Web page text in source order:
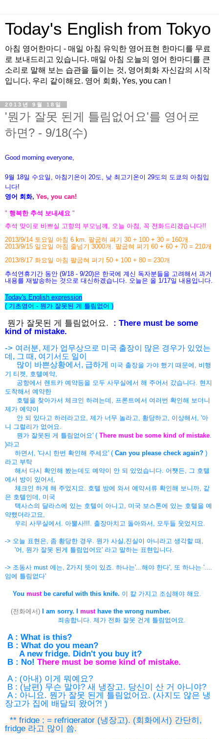
Today's English from Tokyo
아침 영어한마디 - 매일 아침 유익한 영어표현 한마디를 무료
로 보내드리고 있습니다. 매일 아침 오늘의 영어 한마디를 큰
소리로 말해 보는 습관을 들이는 것, 영어회화 자신감의 시작
입니다. 우리 같이해요. 영어 회화, Yes, you can !
2013년 9월 18일
'뭔가 잘못 된게 틀림없어요'를 영어로
하면? - 9/18(수)
Good morning everyone,
9월 18일 수 요 일, 아침기온이 20도 , 낮 최고기온이 29도의 도쿄의 아침입
니다!
영어 회화, Yes, you can!
" 행복한 추석 보내세요 "
추석 맞이로 바쁘실 고향의 부모님께, 오늘 아침, 꼭 전화드리겠습니다!!
2013/9/14 토요일 아침 6 km. 팔굽혀 펴기 30 + 100 + 30 = 160개.
2013/9/15 일요일 아침 줄넘기 3000개. 팔굽혀 펴기 60 + 60 + 70 = 210개
2013/8/17 화요일 아침 팔굽혀 펴기 50 + 100 + 80 = 230개
추석연휴기간 동안 (9/18 - 9/20)은 한국에 계신 독자분들을 고려해서 과거
내용를 재발송하는 것으로 대신하겠습니다. 오늘은 올 1/17일 내용입니다.
Today's English expression
( 기초영어 - 뭔가 잘못된 게 틀림없어 )
뭔가 잘못된 게 틀림없어요. : There must be some
kind of mistake.
-> 여러분, 제가 업무상으로 미국 출장이 많은 경우가 있었는
데, 그 때, 여기서도 일이
많이 바쁜상황에서, 급하게
미국 출장을 가야 했기 때문에, 비행
기 티켓, 호텔예약,
공항에서 렌트카 예약등을 모두 사무실에서 해 주어서 갔습니다. 현지
도착해서 예약한
호텔을 찾아가서 체크인 하려는데, 프론트에서 여러번 확인해 보더니
제가 예약이
안 되 있다고 하러라고요, 제가 너무 놀라고, 황당하고, 이상해서, '아
니 그럴리가 없어요.
뭔가 잘못된 게 틀림없어요' ( There must be some kind of mistake
)라고
하면서, '다시 한번 확인해 주세요' ( Can you please check again? )
라고 부탁
해서 다시 확인해 봤는데도 예약이 안 되 있었습니다. 어쨋든, 그 호텔
에서 방이 있어서,
체크인 하게 해 주었지요. 호텔 방에 와서 예약서류 확인해 보니까, 같
은 호텔인데, 미국
텍사스의 달라스에 있는 호텔이 아니고, 미국 보스톤에 있는 호텔을 예
약했더라고요,
우리 사무실에서. 아뿔사!!!. 출장마치고 돌아와서, 모두들 웃었지요.
-> 오늘 표현은, 좀 황당한 경우. 뭔가 사실,진실이 아니라고 생각할 때,
'어, 뭔가 잘못 된게 틀림업어요' 라고 말하는 표현입니다.
-> 조동사 must 에는, 2가지 뜻이 있죠. 하나는'...해야 한다', 또 하나는 '....
임에 틀림없다'
You must be careful with this knife. 이 칼 가지고 조심해야 해요.
(전화에서) I am sorry. I must have the wrong number.
죄송합니다. 제가 전화 잘못 건게 틀림없어요.
A : What is this?
B : What do you mean?
A new fridge. Didn't you buy it?
B : No! There must be some kind of mistake.
A : (아내) 이게 뭐예요?
B : (남편) 무슨 말야? 새 냉장고. 당신이 산 거 아니야?
A : 아니요. 뭔가 잘못 된게 틀림없어요. (사지도 않은 냉
장고가 집에 배달되 왔어?! )
** fridge ; = refrigerator (냉장고). (회화에서) 간단히,
fridge 라고 많이 씀.